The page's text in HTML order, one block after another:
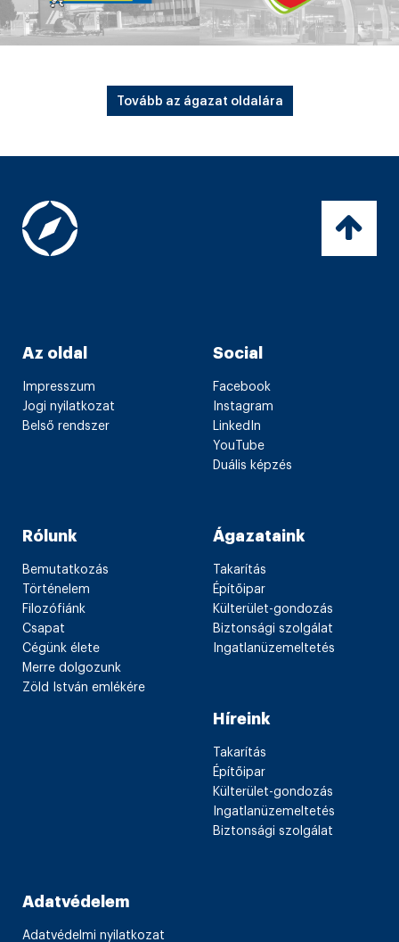
Tovább az ágazat oldalára
Az oldal
Impresszum
Jogi nyilatkozat
Belső rendszer
Social
Facebook
Instagram
LinkedIn
YouTube
Duális képzés
Rólunk
Bemutatkozás
Történelem
Filozófiánk
Csapat
Cégünk élete
Merre dolgozunk
Zöld István emlékére
Ágazataink
Takarítás
Építőipar
Külterület-gondozás
Biztonsági szolgálat
Ingatlanüzemeltetés
Híreink
Takarítás
Építőipar
Külterület-gondozás
Ingatlanüzemeltetés
Biztonsági szolgálat
Adatvédelem
Adatvédelmi nyilatkozat